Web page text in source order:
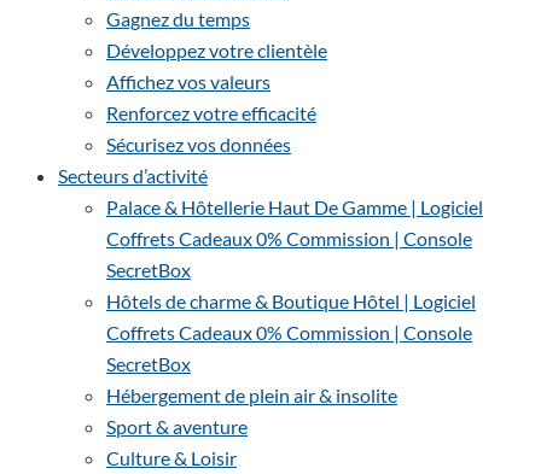
Gagnez du temps
Développez votre clientèle
Affichez vos valeurs
Renforcez votre efficacité
Sécurisez vos données
Secteurs d’activité
Palace & Hôtellerie Haut De Gamme | Logiciel
Coffrets Cadeaux 0% Commission | Console
SecretBox
Hôtels de charme & Boutique Hôtel | Logiciel
Coffrets Cadeaux 0% Commission | Console
SecretBox
Hébergement de plein air & insolite
Sport & aventure
Culture & Loisir